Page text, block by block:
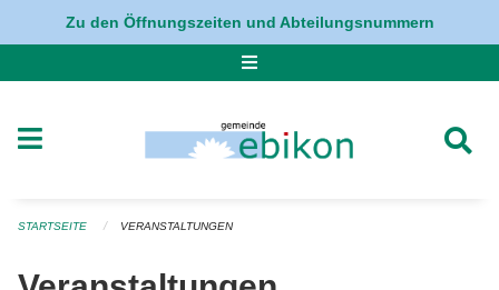
Navigation überspringen
Zu den Öffnungszeiten und Abteilungsnummern
STARTSEITE VERANSTALTUNGEN